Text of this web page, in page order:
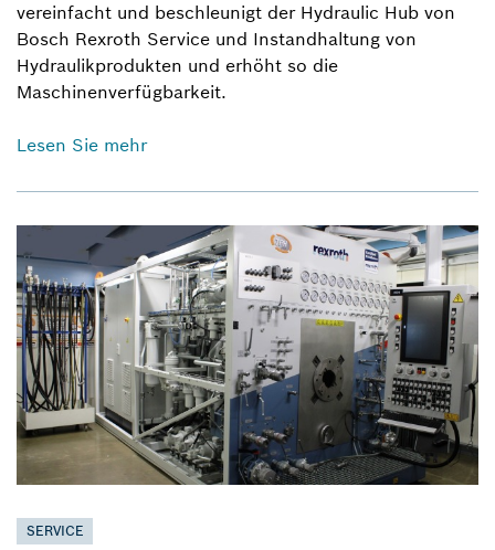
vereinfacht und beschleunigt der Hydraulic Hub von
Bosch Rexroth Service und Instandhaltung von
Hydraulikprodukten und erhöht so die
Maschinenverfügbarkeit.
Lesen Sie mehr
SERVICE